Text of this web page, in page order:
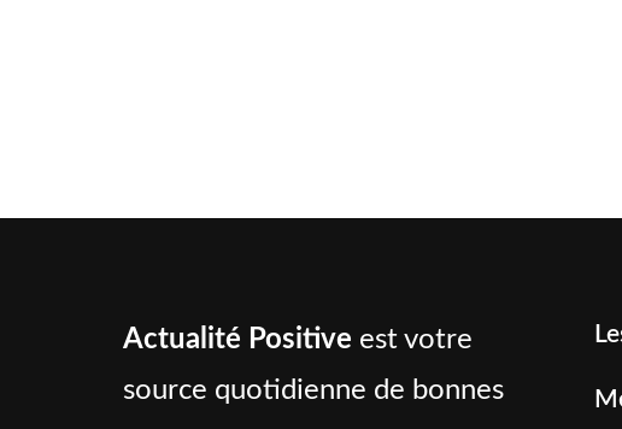
Actualité Positive est votre
source quotidienne de bonnes